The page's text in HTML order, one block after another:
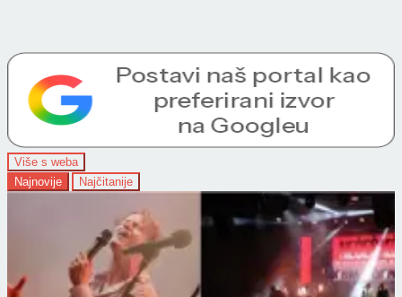
Više s weba
Najnovije
Najčitanije